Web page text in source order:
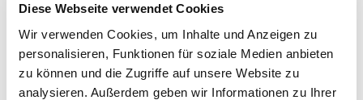
Diese Webseite verwendet Cookies
Wir verwenden Cookies, um Inhalte und Anzeigen zu
personalisieren, Funktionen für soziale Medien anbieten
zu können und die Zugriffe auf unsere Website zu
analysieren. Außerdem geben wir Informationen zu Ihrer